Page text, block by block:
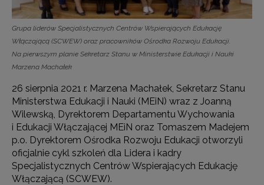
Grupa liderów Specjalistycznych Centrów Wspierających Edukację
Włączającą (SCWEW) oraz pracowników Ośrodka Rozwoju Edukacji.
Na pierwszym planie Sekretarz Stanu w Ministerstwie Edukacji i Nauki
Marzena Machałek
26 sierpnia 2021 r. Marzena Machałek, Sekretarz Stanu
Ministerstwa Edukacji i Nauki (MEiN) wraz z Joanną
Wilewską, Dyrektorem Departamentu Wychowania
i Edukacji Włączającej MEiN oraz Tomaszem Madejem
p.o. Dyrektorem Ośrodka Rozwoju Edukacji otworzyli
oficjalnie cykl szkoleń dla Lidera i kadry
Specjalistycznych Centrów Wspierających Edukację
Włączającą (SCWEW).